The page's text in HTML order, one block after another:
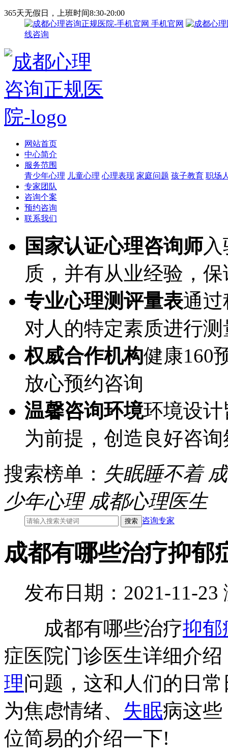
365天无假日，上班时间8:30-20:00
手机官网
线咨询
网站首页
中心简介
服务范围
青少年心理 儿童心理 心理表现 家庭问题 孩子教育 职场
专家团队
咨询个案
预约咨询
联系我们
国家认证心理咨询师
质，并有从业经验，
专业心理测评量表通
对人的特定素质进行
权威合作机构健康160
放心预约咨询
温馨咨询环境环境设
为前提，创造良好咨
搜索榜单： 失眠睡不着
少年心理 成都心理医生
咨询专家
成都有哪些治疗抑郁
发布日期：2021-11-23
成都有哪些治疗抑郁
症医院门诊医生详细介
理问题，这和人们的日
为焦虑情绪、 失眠病这
位简易的介绍一下!